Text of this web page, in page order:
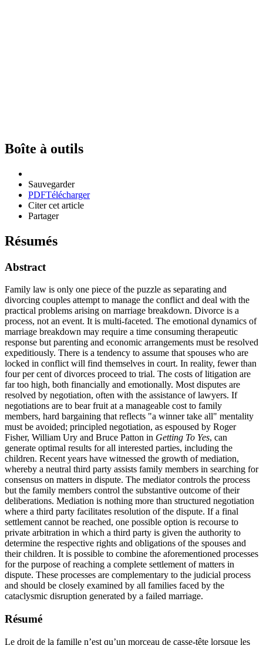
Boîte à outils
Sauvegarder
PDFTélécharger
Citer cet article
Partager
Résumés
Abstract
Family law is only one piece of the puzzle as separating and
divorcing couples attempt to manage the conflict and deal with the
practical problems arising on marriage breakdown. Divorce is a
process, not an event. It is multi-faceted. The emotional dynamics of
marriage breakdown may require a time consuming therapeutic
response but parenting and economic arrangements must be resolved
expeditiously. There is a tendency to assume that spouses who are
locked in conflict will find themselves in court. In reality, fewer than
four per cent of divorces proceed to trial. The costs of litigation are
far too high, both financially and emotionally. Most disputes are
resolved by negotiation, often with the assistance of lawyers. If
negotiations are to bear fruit at a manageable cost to family
members, hard bargaining that reflects "a winner take all" mentality
must be avoided; principled negotiation, as espoused by Roger
Fisher, William Ury and Bruce Patton in Getting To Yes, can
generate optimal results for all interested parties, including the
children. Recent years have witnessed the growth of mediation,
whereby a neutral third party assists family members in searching for
consensus on matters in dispute. The mediator controls the process
but the family members control the substantive outcome of their
deliberations. Mediation is nothing more than structured negotiation
where a third party facilitates resolution of the dispute. If a final
settlement cannot be reached, one possible option is recourse to
private arbitration in which a third party is given the authority to
determine the respective rights and obligations of the spouses and
their children. It is possible to combine the aforementioned processes
for the purpose of reaching a complete settlement of matters in
dispute. These processes are complementary to the judicial process
and should be closely examined by all families faced by the
cataclysmic disruption generated by a failed marriage.
Résumé
Le droit de la famille n’est qu’un morceau de casse-tête lorsque les